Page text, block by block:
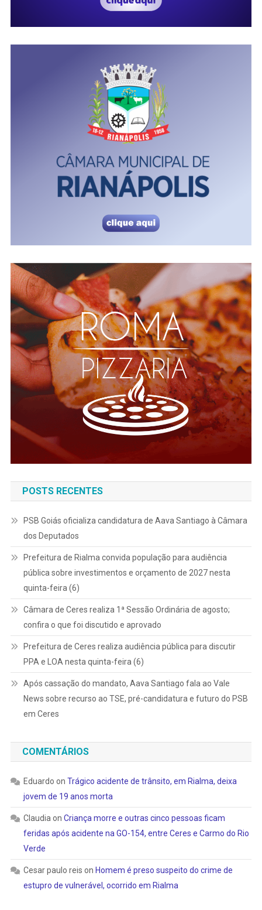
POSTS RECENTES
PSB Goiás oficializa candidatura de Aava Santiago à Câmara
dos Deputados
Prefeitura de Rialma convida população para audiência
pública sobre investimentos e orçamento de 2027 nesta
quinta-feira (6)
Câmara de Ceres realiza 1ª Sessão Ordinária de agosto;
confira o que foi discutido e aprovado
Prefeitura de Ceres realiza audiência pública para discutir
PPA e LOA nesta quinta-feira (6)
Após cassação do mandato, Aava Santiago fala ao Vale
News sobre recurso ao TSE, pré-candidatura e futuro do PSB
em Ceres
COMENTÁRIOS
Eduardo on Trágico acidente de trânsito, em Rialma, deixa
jovem de 19 anos morta
Claudia on Criança morre e outras cinco pessoas ficam
feridas após acidente na GO-154, entre Ceres e Carmo do Rio
Verde
Cesar paulo reis on Homem é preso suspeito do crime de
estupro de vulnerável, ocorrido em Rialma